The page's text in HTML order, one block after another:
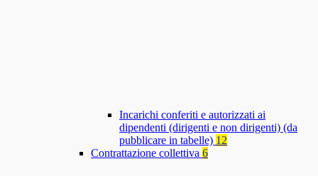
Incarichi conferiti e autorizzati ai
dipendenti (dirigenti e non dirigenti) (da
pubblicare in tabelle) 12
Contrattazione collettiva 6